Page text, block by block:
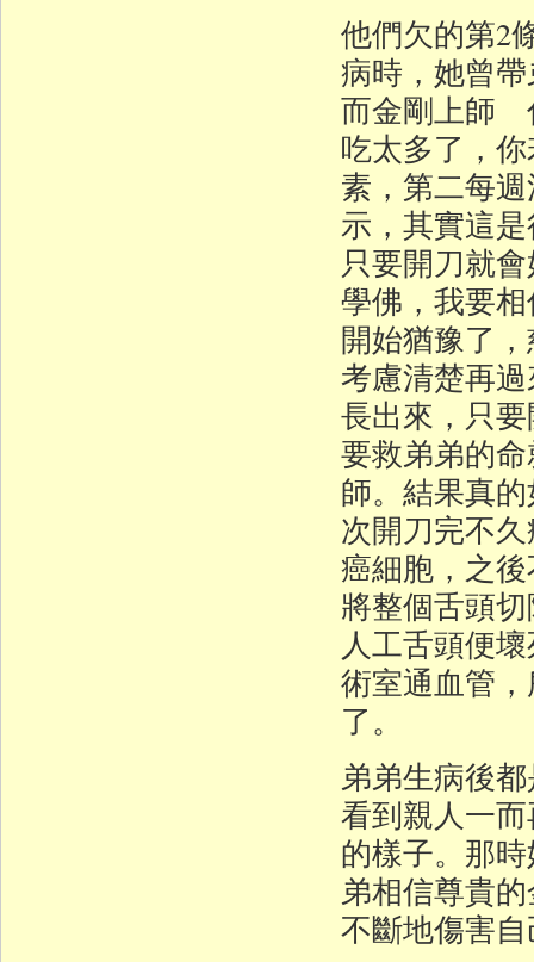
他們欠的第2
病時，她曾
而金剛上師
吃太多了，
素，第二每
示，其實這
只要開刀就
學佛，我要
開始猶豫了
考慮清楚再
長出來，只
要救弟弟的
師。結果真
次開刀完不
癌細胞，之
將整個舌頭
人工舌頭便
術室通血管
了。
弟弟生病後
看到親人一
的樣子。那
弟相信尊貴
不斷地傷害